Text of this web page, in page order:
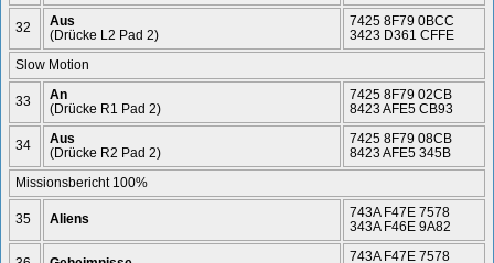
32
Aus
(Drücke L2 Pad 2)
7425 8F79 0BCC
3423 D361 CFFE
Slow Motion
33
An
(Drücke R1 Pad 2)
7425 8F79 02CB
8423 AFE5 CB93
34
Aus
(Drücke R2 Pad 2)
7425 8F79 08CB
8423 AFE5 345B
Missionsbericht 100%
35 Aliens
743A F47E 7578
343A F46E 9A82
743A F47E 7578